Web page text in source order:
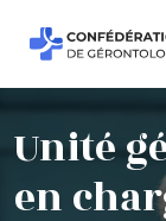
Unité
en